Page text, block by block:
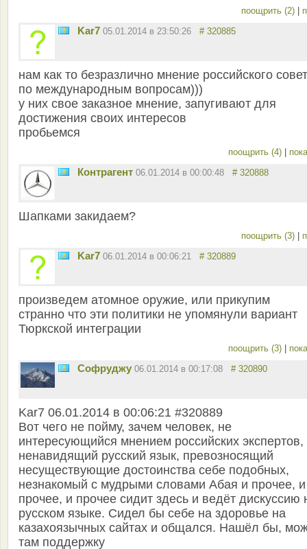
поощрить (2)
Kar7 05.01.2014 в 23:50:26 # 320885
нам как то безразлично мнение российского
по международным вопросам)))
у них свое заказное мнение, запугивают для
достижения своих интересов
пробьемся
поощрить (4)
Контрагент 06.01.2014 в 00:00:48 # 320888
Шапками закидаем?
поощрить (3)
Kar7 06.01.2014 в 00:06:21 # 320889
произведем атомное оружие, или прикупим
странно что эти политики не упомянули вариант
Тюркской интеграции
поощрить (3)
Софруджу 06.01.2014 в 00:17:08 # 320890
Kar7 06.01.2014 в 00:06:21 #320889
Вот чего не пойму, зачем человек, не
интересующийся мнением российских экспертов,
ненавидящий русский язык, превозносящий
несуществующие достоинства себе подобных,
незнакомый с мудрыми словами Абая и прочее, и
прочее, и прочее сидит здесь и ведёт дискуссию
русском языке. Сидел бы себе на здоровье на
казахоязычных сайтах и общался. Нашёл бы,
там поддержку